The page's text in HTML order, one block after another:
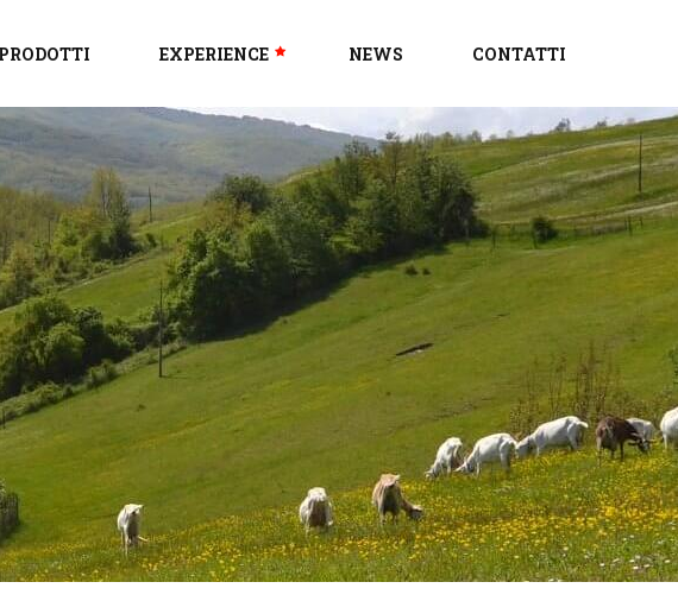
PRODOTTI EXPERIENCE NEWS CONTATTI